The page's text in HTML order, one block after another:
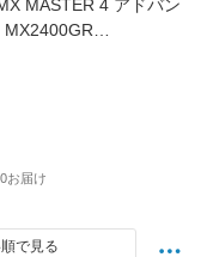
MASTER 4 アドバン
MX2400GR
バック 静音 無線 Logi
速スクロールホイー
品 2年間無償保証
お届け
で見る